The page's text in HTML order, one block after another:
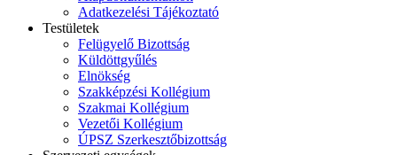
Adatkezelési Tájékoztató
Testületek
Felügyelő Bizottság
Küldöttgyűlés
Elnökség
Szakképzési Kollégium
Szakmai Kollégium
Vezetői Kollégium
ÚPSZ Szerkesztőbizottság